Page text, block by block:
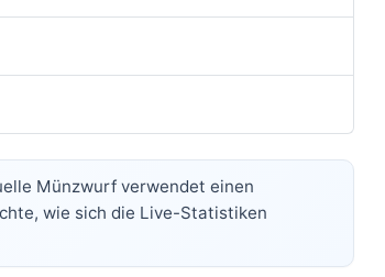
Münzwurf verwendet einen
wie sich die Live-Statistiken